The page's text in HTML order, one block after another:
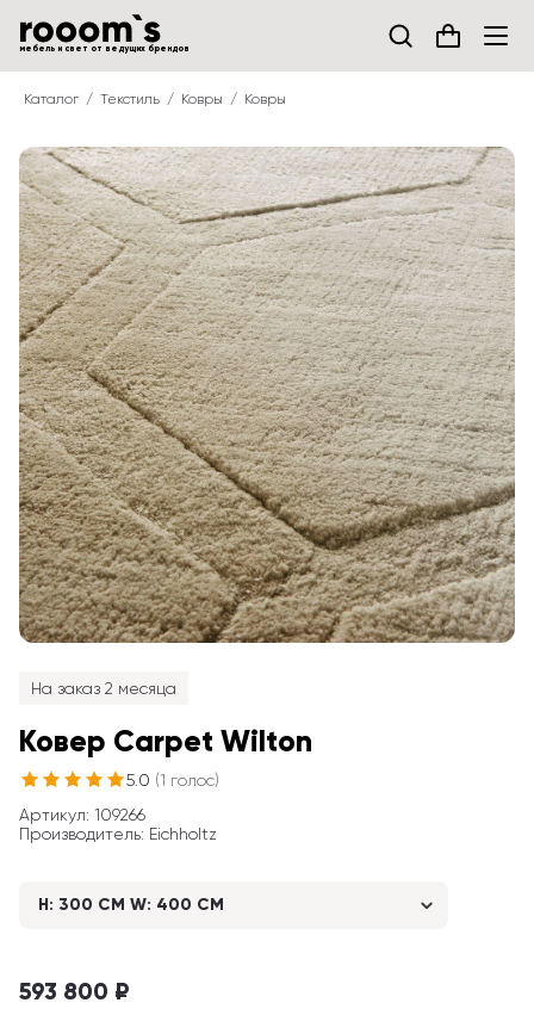
мебель и свет от ведущих брендов
Каталог Текстиль Ковры Ковры
На заказ 2 месяца
Ковер Carpet Wilton
5.0 (1 голос)
Артикул: 109266
Производитель: Eichholtz
H: 300 CM W: 400 CM
593 800 ₽